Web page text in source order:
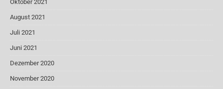
Oktober 2021
August 2021
Juli 2021
Juni 2021
Dezember 2020
November 2020